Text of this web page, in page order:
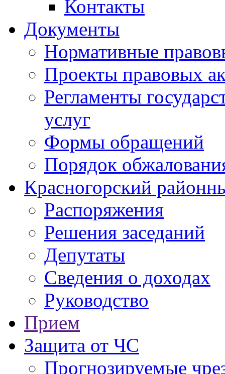
Контакты
Документы
Нормативные
Проекты правовых
Регламенты
услуг
Формы обращений
Порядок
Красногорский
Распоряжения
Решения заседаний
Депутаты
Сведения о доходах
Руководство
Прием
Защита от ЧС
Прогнозируемые